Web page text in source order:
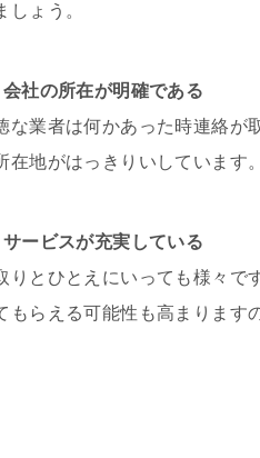
しょう。
会社の所在が明確である
な業者は何かあった時連絡が
在地がはっきりいしています
ービスが充実している
りとひとえにいっても様々で
もらえる可能性も高まります